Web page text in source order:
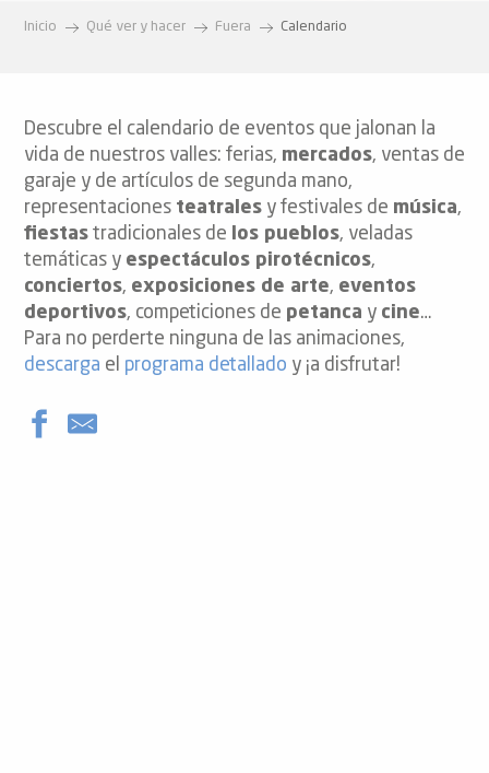
Inicio Qué ver y hacer Fuera Calendario
Descubre el calendario de eventos que jalonan la
vida de nuestros valles: ferias, mercados, ventas de
garaje y de artículos de segunda mano,
representaciones teatrales y festivales de música,
fiestas tradicionales de los pueblos, veladas
temáticas y espectáculos pirotécnicos,
conciertos, exposiciones de arte, eventos
deportivos, competiciones de petanca y cine…
Para no perderte ninguna de las animaciones,
descarga el programa detallado y ¡a disfrutar!